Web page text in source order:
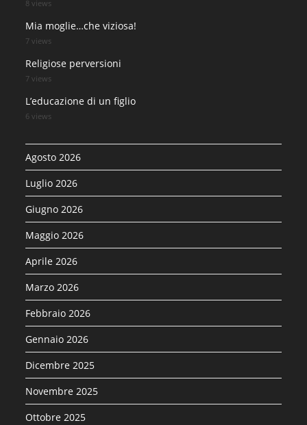
8 views
Mia moglie…che viziosa!
7 views
Religiose perversioni
7 views
L’educazione di un figlio
6 views
Agosto 2026
Luglio 2026
Giugno 2026
Maggio 2026
Aprile 2026
Marzo 2026
Febbraio 2026
Gennaio 2026
Dicembre 2025
Novembre 2025
Ottobre 2025